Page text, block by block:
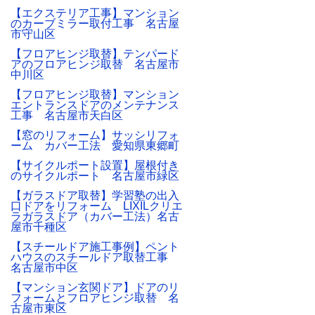
【エクステリア工事】マンション
のカーブミラー取付工事 名古屋
市守山区
【フロアヒンジ取替】テンパード
アのフロアヒンジ取替 名古屋市
中川区
【フロアヒンジ取替】マンション
エントランスドアのメンテナンス
工事 名古屋市天白区
【窓のリフォーム】サッシリフォ
ーム カバー工法 愛知県東郷町
【サイクルポート設置】屋根付き
のサイクルポート 名古屋市緑区
【ガラスドア取替】学習塾の出入
口ドアをリフォーム LIXILクリエ
ラガラスドア（カバー工法）名古
屋市千種区
【スチールドア施工事例】ペント
ハウスのスチールドア取替工事
名古屋市中区
【マンション玄関ドア】ドアのリ
フォームとフロアヒンジ取替 名
古屋市東区